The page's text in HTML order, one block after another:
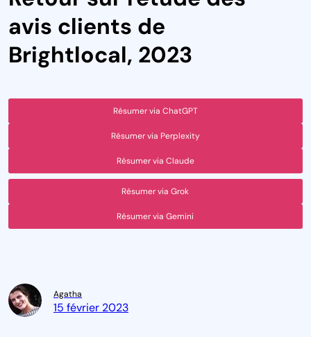
avis clients de
Brightlocal, 2023
Résumer via ChatGPT
Résumer via Perplexity
Résumer via Claude
Résumer via Grok
Résumer via Gemini
Agatha
15 février 2023